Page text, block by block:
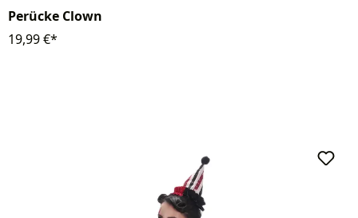
Perücke Clown
19,99 €*